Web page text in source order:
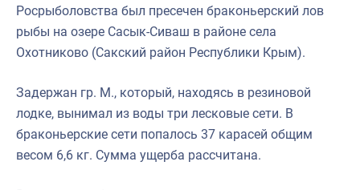
Большая африканская экспедиция
Укрепление духовно-нравственных ценностей
Росрыболовства был пресечен браконьерский лов
рыбы на озере Сасык-Сиваш в районе села
Охотниково (Сакский район Республики Крым).
Задержан гр. М., который, находясь в резиновой
лодке, вынимал из воды три лесковые сети. В
браконьерские сети попалось 37 карасей общим
весом 6,6 кг. Сумма ущерба рассчитана.